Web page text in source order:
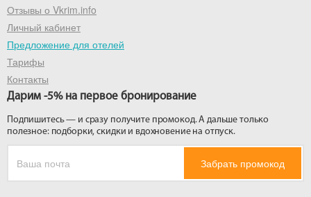
Отзывы о Vkrim.info
Личный кабинет
Предложение для отелей
Тарифы
Контакты
Дарим -5% на первое бронирование
Подпишитесь — и сразу получите промокод. А дальше только
полезное: подборки, скидки и вдохновение на отпуск.
Забрать промокод